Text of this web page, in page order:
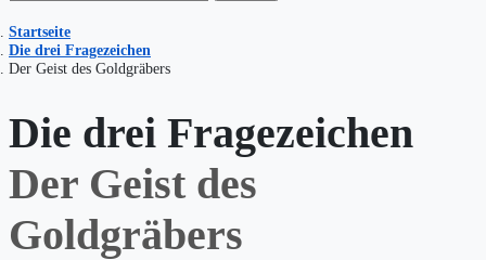
Startseite
Die drei Fragezeichen
Der Geist des Goldgräbers
Die drei Fragezeichen
Der Geist des
Goldgräbers